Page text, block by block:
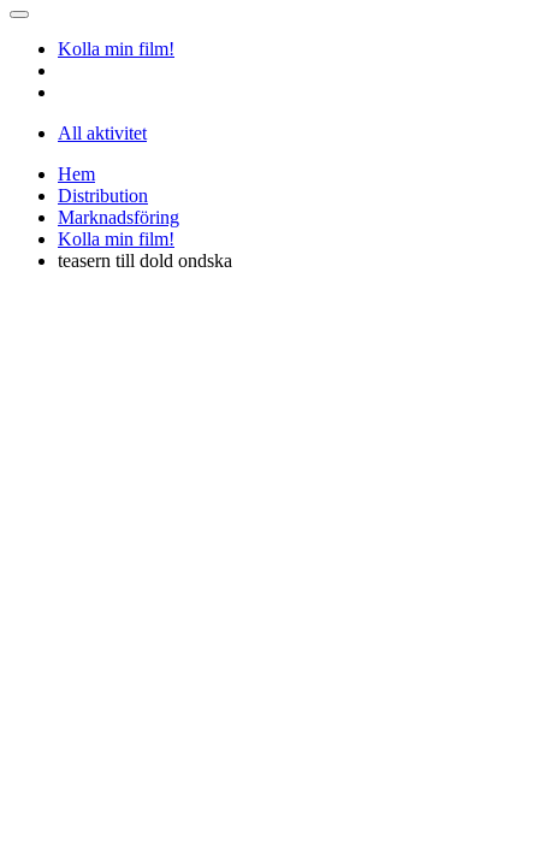
Kolla min film!
All aktivitet
Hem
Distribution
Marknadsföring
Kolla min film!
teasern till dold ondska